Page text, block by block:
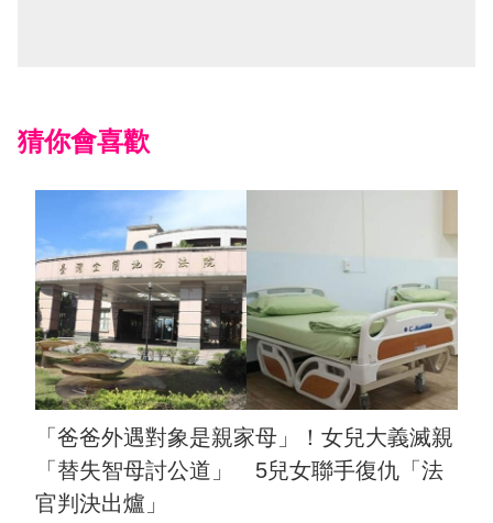
猜你會喜歡
「爸爸外遇對象是親家母」！女兒大義滅親
「替失智母討公道」 5兒女聯手復仇「法
官判決出爐」